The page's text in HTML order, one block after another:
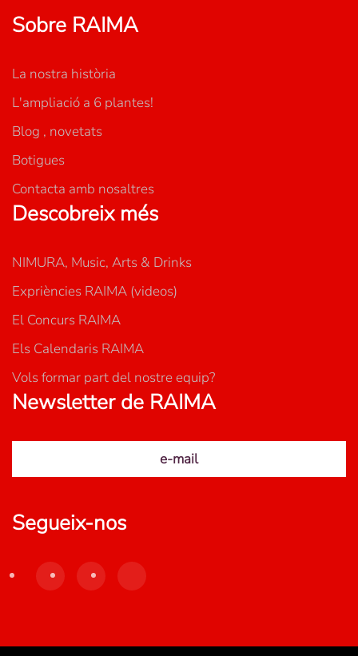
Sobre RAIMA
La nostra història
L'ampliació a 6 plantes!
Blog , novetats
Botigues
Contacta amb nosaltres
Descobreix més
NIMURA, Music, Arts & Drinks
Expriències RAIMA (videos)
El Concurs RAIMA
Els Calendaris RAIMA
Vols formar part del nostre equip?
Newsletter de RAIMA
e-mail
Segueix-nos